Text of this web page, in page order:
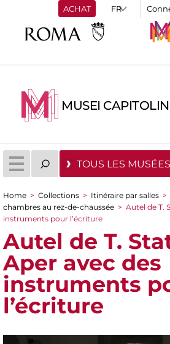
ACHAT
MUSEI
TOUS LES
You are here
Home > Collections > Itinéraire par salles >
chambres au rez-de-chaussée > Autel de T.
instruments pour l’écriture
Autel de T.
Aper avec des
instruments
l’écriture